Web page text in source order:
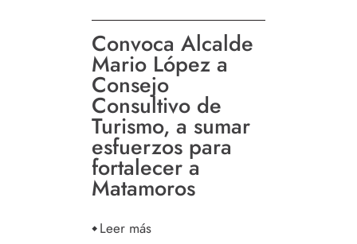
Convoca Alcalde
Mario López a
Consejo
Consultivo de
Turismo, a sumar
esfuerzos para
fortalecer a
Matamoros
Leer más